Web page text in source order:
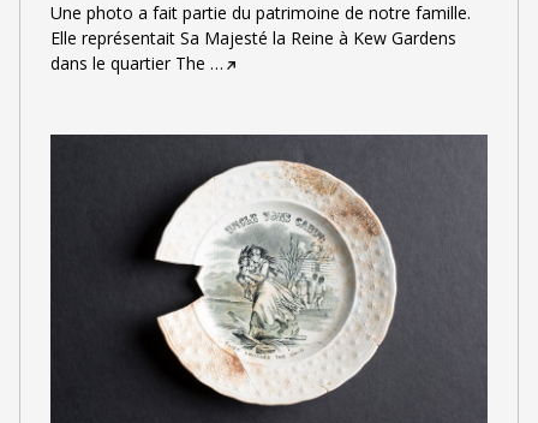
Une photo a fait partie du patrimoine de notre famille.
Elle représentait Sa Majesté la Reine à Kew Gardens
dans le quartier The …